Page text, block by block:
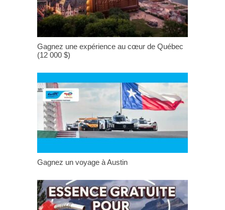
Gagnez une expérience au cœur de Québec
(12 000 $)
Gagnez un voyage à Austin